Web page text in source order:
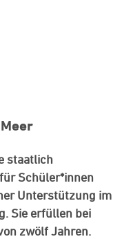
staatlich
Schüler*innen
Unterstützung im
Sie erfüllen bei
zwölf Jahren.